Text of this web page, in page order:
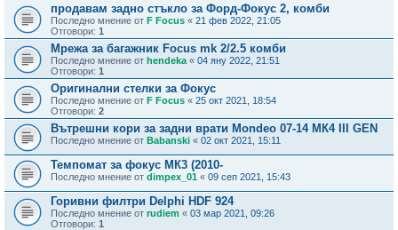
продавам задно стъкло за Форд-Фокус 2, комби
Последно мнение от F Focus « 21 фев 2022, 21:05
Отговори: 1
Мрежа за багажник Focus mk 2/2.5 комби
Последно мнение от hendeka « 04 яну 2022, 21:51
Отговори: 1
Оригинални стелки за Фокус
Последно мнение от F Focus « 25 окт 2021, 18:54
Отговори: 2
Вътрешни кори за задни врати Mondeo 07-14 МК4 III GEN
Последно мнение от Babanski « 02 окт 2021, 15:11
Темпомат за фокус МК3 (2010-
Последно мнение от dimpex_01 « 09 сеп 2021, 15:43
Горивни филтри Delphi HDF 924
Последно мнение от rudiem « 03 мар 2021, 09:26
Отговори: 1